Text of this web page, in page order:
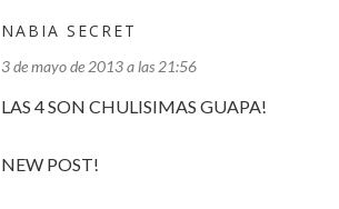
NABIA SECRET
3 de mayo de 2013 a las 21:56
LAS 4 SON CHULISIMAS GUAPA!
NEW POST!